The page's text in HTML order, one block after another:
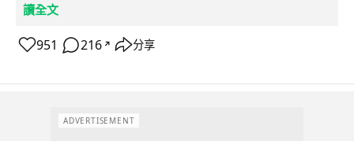
讀全文
951 216 ↗ 分享
ADVERTISEMENT